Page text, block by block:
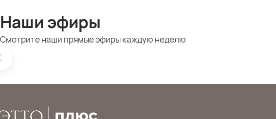
Наши эфиры
Смотрите наши прямые эфиры каждую неделю